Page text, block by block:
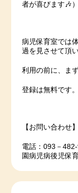
者が喜びます🎶）
病児保育室では
過を見させて頂
利用の前に、ま
登録は無料です。
【お問い合わせ】
電話：093－
園病児病後児保